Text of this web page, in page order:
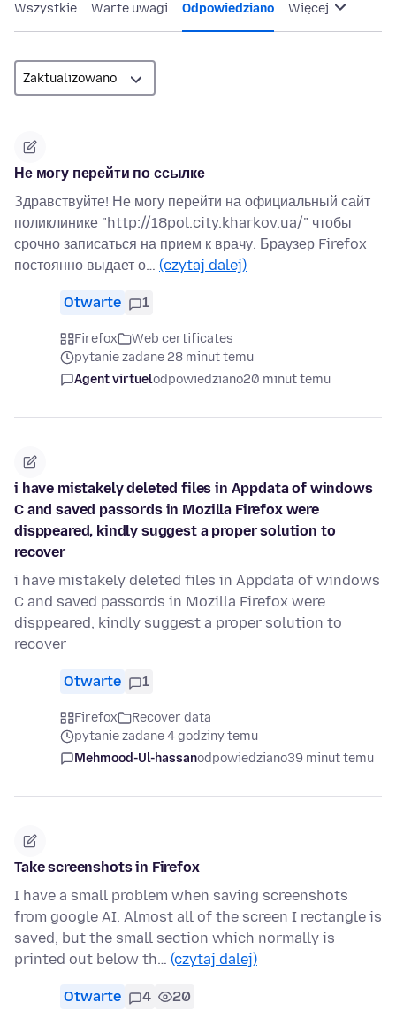
Wszystkie Warte uwagi Odpowiedziano Więcej
Не могу перейти по ссылке
Здравствуйте! Не могу перейти на официальный сайт
поликлинике "http://18pol.city.kharkov.ua/" чтобы
срочно записаться на прием к врачу. Браузер Firefox
постоянно выдает о… (czytaj dalej)
Otwarte 1
Firefox
Web certificates
pytanie zadane 28 minut temu
Agent virtuelodpowiedziano20 minut temu
i have mistakely deleted files in Appdata of windows
C and saved passords in Mozilla Firefox were
disppeared, kindly suggest a proper solution to
recover
i have mistakely deleted files in Appdata of windows
C and saved passords in Mozilla Firefox were
disppeared, kindly suggest a proper solution to
recover
Otwarte 1
Firefox
Recover data
pytanie zadane 4 godziny temu
Mehmood-Ul-hassanodpowiedziano39 minut temu
Take screenshots in Firefox
I have a small problem when saving screenshots
from google AI. Almost all of the screen I rectangle is
saved, but the small section which normally is
printed out below th… (czytaj dalej)
Otwarte 4 20